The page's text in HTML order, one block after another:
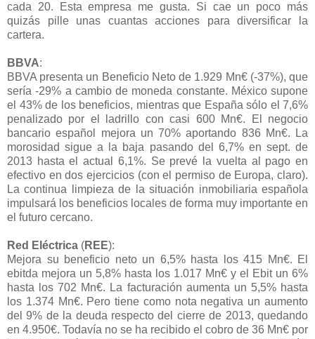
cada 20. Esta empresa me gusta. Si cae un poco más
quizás pille unas cuantas acciones para diversificar la
cartera.
BBVA:
BBVA presenta un Beneficio Neto de 1.929 Mn€ (-37%), que
sería -29% a cambio de moneda constante. México supone
el 43% de los beneficios, mientras que España sólo el 7,6%
penalizado por el ladrillo con casi 600 Mn€. El negocio
bancario español mejora un 70% aportando 836 Mn€. La
morosidad sigue a la baja pasando del 6,7% en sept. de
2013 hasta el actual 6,1%. Se prevé la vuelta al pago en
efectivo en dos ejercicios (con el permiso de Europa, claro).
La continua limpieza de la situación inmobiliaria española
impulsará los beneficios locales de forma muy importante en
el futuro cercano.
Red Eléctrica (REE):
Mejora su beneficio neto un 6,5% hasta los 415 Mn€. El
ebitda mejora un 5,8% hasta los 1.017 Mn€ y el Ebit un 6%
hasta los 702 Mn€. La facturación aumenta un 5,5% hasta
los 1.374 Mn€. Pero tiene como nota negativa un aumento
del 9% de la deuda respecto del cierre de 2013, quedando
en 4.950€. Todavía no se ha recibido el cobro de 36 Mn€ por